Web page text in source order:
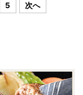
5 次へ